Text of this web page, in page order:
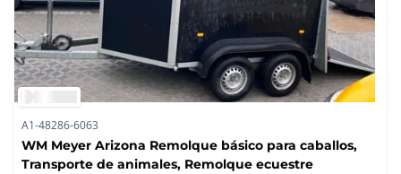
A1-48286-6063
WM Meyer Arizona Remolque básico para caballos,
Transporte de animales, Remolque ecuestre